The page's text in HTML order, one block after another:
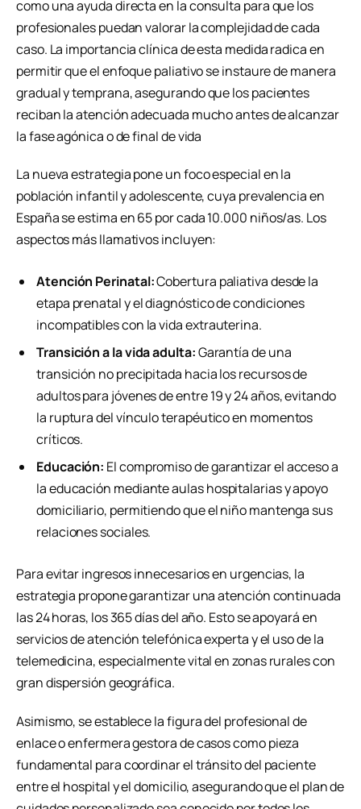
como una ayuda directa en la consulta para que los
profesionales puedan valorar la complejidad de cada
caso. La importancia clínica de esta medida radica en
permitir que el enfoque paliativo se instaure de manera
gradual y temprana, asegurando que los pacientes
reciban la atención adecuada mucho antes de alcanzar
la fase agónica o de final de vida
La nueva estrategia pone un foco especial en la
población infantil y adolescente, cuya prevalencia en
España se estima en 65 por cada 10.000 niños/as. Los
aspectos más llamativos incluyen:
Atención Perinatal:Cobertura paliativa desde la
etapa prenatal y el diagnóstico de condiciones
incompatibles con la vida extrauterina.
Transición a la vida adulta:Garantía de una
transición no precipitada hacia los recursos de
adultos para jóvenes de entre 19 y 24 años, evitando
la ruptura del vínculo terapéutico en momentos
críticos.
Educación: El compromiso de garantizar el acceso a
la educación mediante aulas hospitalarias y apoyo
domiciliario, permitiendo que el niño mantenga sus
relaciones sociales.
Para evitar ingresos innecesarios en urgencias, la
estrategia propone garantizar una atención continuada
las 24 horas, los 365 días del año. Esto se apoyará en
servicios de atención telefónica experta y el uso de la
telemedicina, especialmente vital en zonas rurales con
gran dispersión geográfica.
Asimismo, se establece la figura del profesional de
enlace o enfermera gestora de casos como pieza
fundamental para coordinar el tránsito del paciente
entre el hospital y el domicilio, asegurando que el plan de